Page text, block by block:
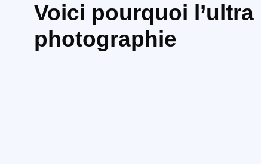
Voici pourquoi
photographie